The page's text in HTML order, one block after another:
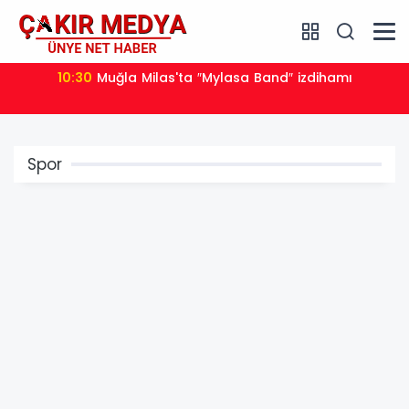
10:30 Muğla Milas'ta ″Mylasa Band″ izdihamı
Spor